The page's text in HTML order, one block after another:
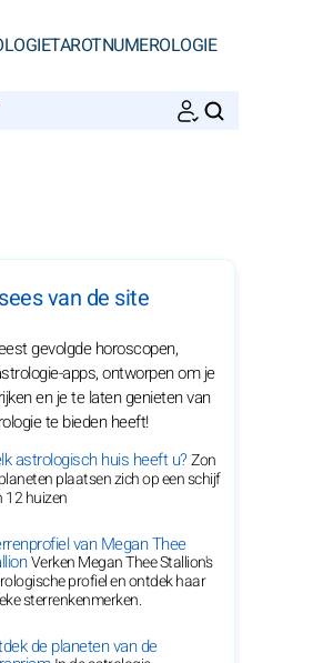
TAROTNUMEROLOGIE
van de site
gevolgde horoscopen,
apps, ontworpen om je
en je te laten genieten van
te bieden heeft!
astrologisch huis heeft u?Zon
plaatsen zich op een schijf
12 huizen
van Megan Thee
Verken Megan Thee Stallion's
profiel en ontdek haar
sterrenkenmerken.
de planeten van de